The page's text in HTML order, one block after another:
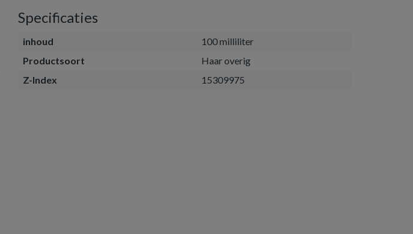
Specificaties
inhoud
100 milliliter
Productsoort
Haar overig
Z-Index
15309975